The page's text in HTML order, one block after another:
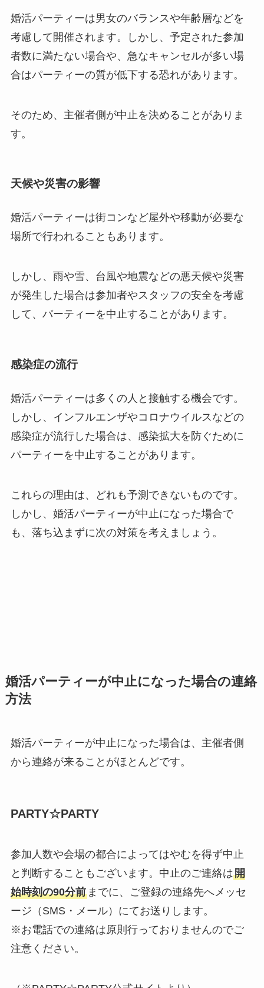
婚活パーティーは男女のバランスや年齢層などを
考慮して開催されます。しかし、予定された参加
者数に満たない場合や、急なキャンセルが多い場
合はパーティーの質が低下する恐れがあります。
そのため、主催者側が中止を決めることがありま
す。
天候や災害の影響
婚活パーティーは街コンなど屋外や移動が必要な
場所で行われることもあります。
しかし、雨や雪、台風や地震などの悪天候や災害
が発生した場合は参加者やスタッフの安全を考慮
して、パーティーを中止することがあります。
感染症の流行
婚活パーティーは多くの人と接触する機会です。
しかし、インフルエンザやコロナウイルスなどの
感染症が流行した場合は、感染拡大を防ぐために
パーティーを中止することがあります。
これらの理由は、どれも予測できないものです。
しかし、婚活パーティーが中止になった場合で
も、落ち込まずに次の対策を考えましょう。
婚活パーティーが中止になった場合の連絡
方法
婚活パーティーが中止になった場合は、主催者側
から連絡が来ることがほとんどです。
PARTY☆PARTY
参加人数や会場の都合によってはやむを得ず中止
と判断することもございます。中止のご連絡は開
始時刻の90分前までに、ご登録の連絡先へメッセ
ージ（SMS・メール）にてお送りします。
※お電話での連絡は原則行っておりませんのでご
注意ください。